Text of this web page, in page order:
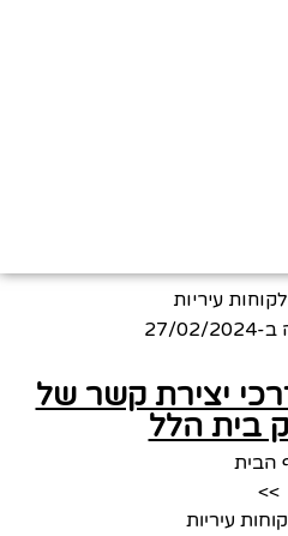
עיריות
ב-27/02/2024
יצירת קשר של
בית הלל
הבית
>>
עיריות